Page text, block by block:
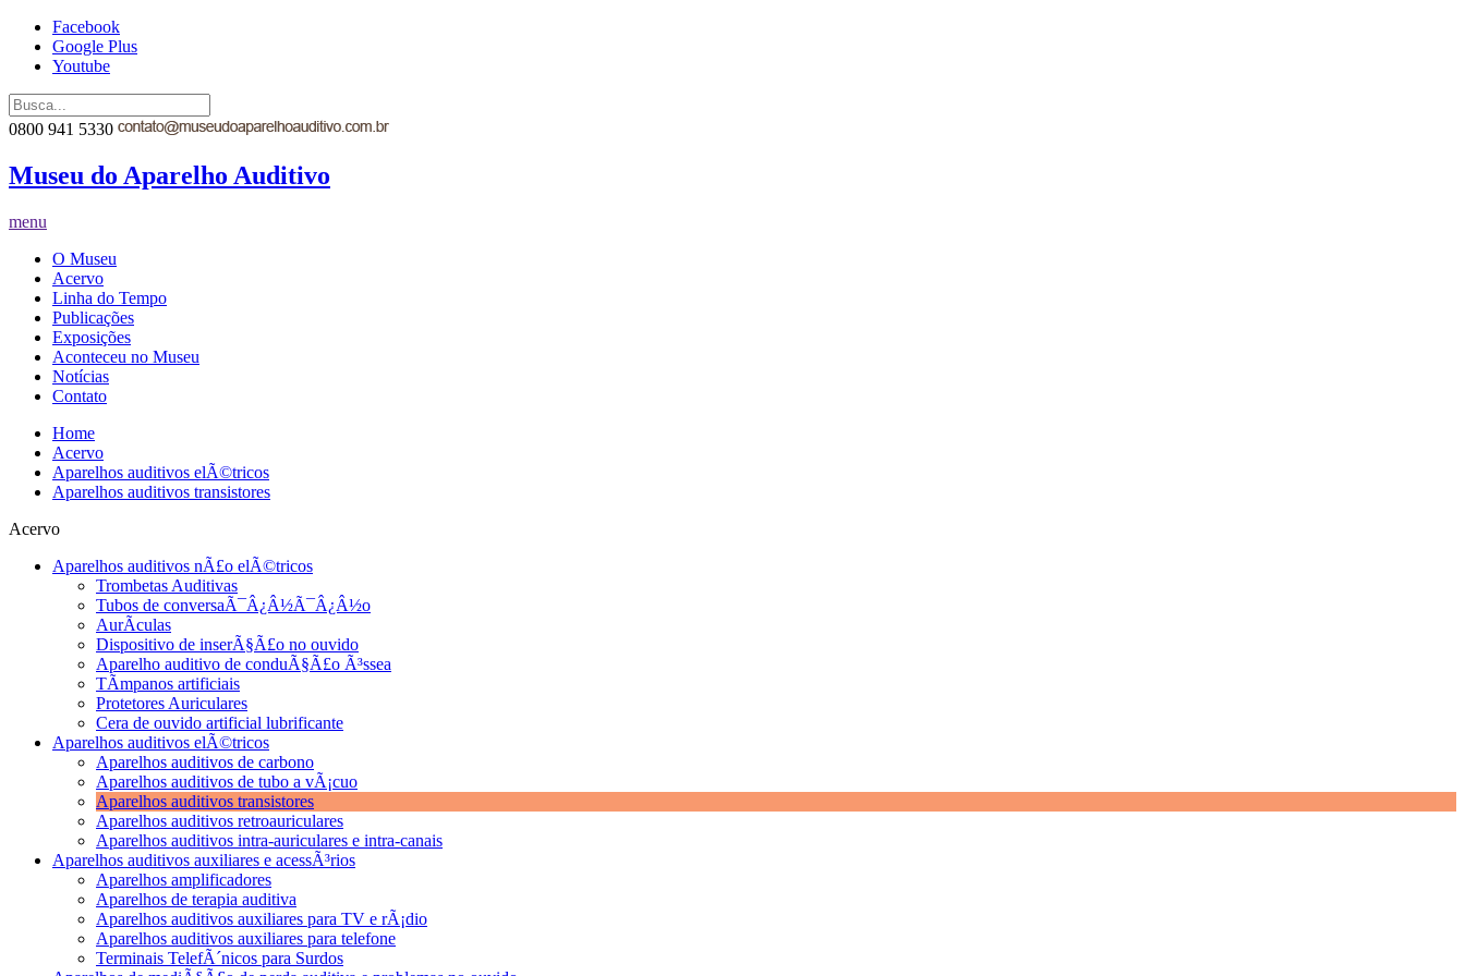
Facebook
Google Plus
Youtube
0800 941 5330
Museu do Aparelho Auditivo
menu
O Museu
Acervo
Linha do Tempo
Publicações
Exposições
Aconteceu no Museu
Notícias
Contato
Home
Acervo
Aparelhos auditivos elÃ©tricos
Aparelhos auditivos transistores
Acervo
Aparelhos auditivos nÃ£o elÃ©tricos
Trombetas Auditivas
Tubos de conversaÃ¯Â¿Â½Ã¯Â¿Â½o
AurÃ­culas
Dispositivo de inserÃ§Ã£o no ouvido
Aparelho auditivo de conduÃ§Ã£o Ã³ssea
TÃ­mpanos artificiais
Protetores Auriculares
Cera de ouvido artificial lubrificante
Aparelhos auditivos elÃ©tricos
Aparelhos auditivos de carbono
Aparelhos auditivos de tubo a vÃ¡cuo
Aparelhos auditivos transistores
Aparelhos auditivos retroauriculares
Aparelhos auditivos intra-auriculares e intra-canais
Aparelhos auditivos auxiliares e acessÃ³rios
Aparelhos amplificadores
Aparelhos de terapia auditiva
Aparelhos auditivos auxiliares para TV e rÃ¡dio
Aparelhos auditivos auxiliares para telefone
Terminais TelefÃ´nicos para Surdos